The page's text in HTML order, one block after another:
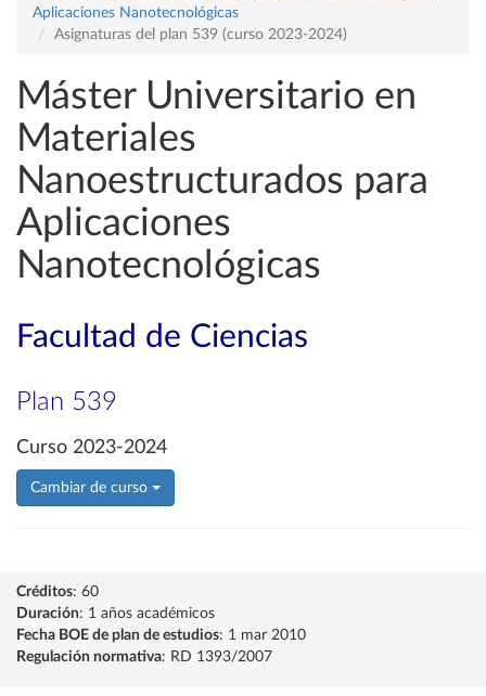
Aplicaciones Nanotecnológicas
Asignaturas del plan 539 (curso 2023-2024)
Máster Universitario en
Materiales
Nanoestructurados para
Aplicaciones
Nanotecnológicas
Facultad de Ciencias
Plan 539
Curso 2023-2024
Cambiar de curso
Créditos: 60
Duración: 1 años académicos
Fecha BOE de plan de estudios: 1 mar 2010
Regulación normativa: RD 1393/2007